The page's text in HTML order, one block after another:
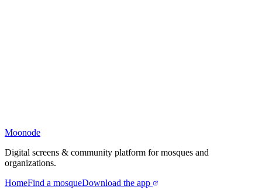
Moonode
Digital screens & community platform for mosques and
organizations.
HomeFind a mosqueDownload the app